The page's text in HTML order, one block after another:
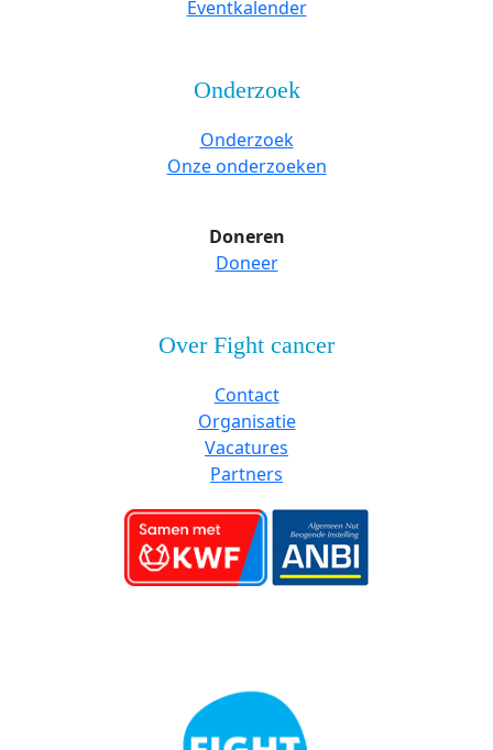
Eventkalender
Onderzoek
Onderzoek
Onze onderzoeken
Doneren
Doneer
Over Fight cancer
Contact
Organisatie
Vacatures
Partners